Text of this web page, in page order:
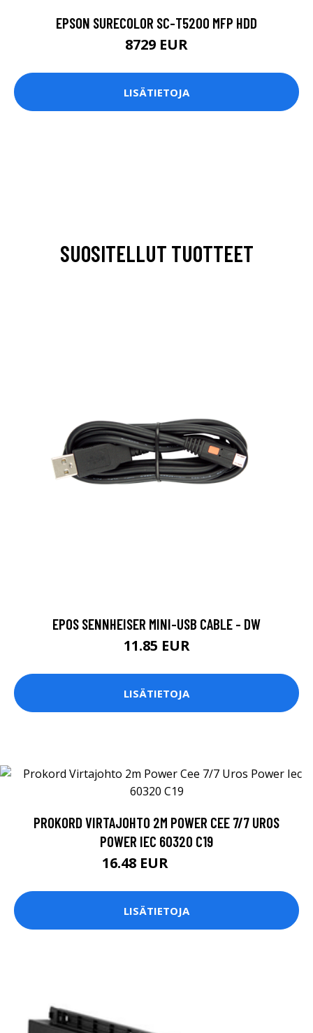
EPSON SURECOLOR SC-T5200 MFP HDD
8729 EUR
LISÄTIETOJA
SUOSITELLUT TUOTTEET
EPOS SENNHEISER MINI-USB CABLE - DW
11.85 EUR
LISÄTIETOJA
PROKORD VIRTAJOHTO 2M POWER CEE 7/7 UROS
POWER IEC 60320 C19
16.48 EUR
LISÄTIETOJA